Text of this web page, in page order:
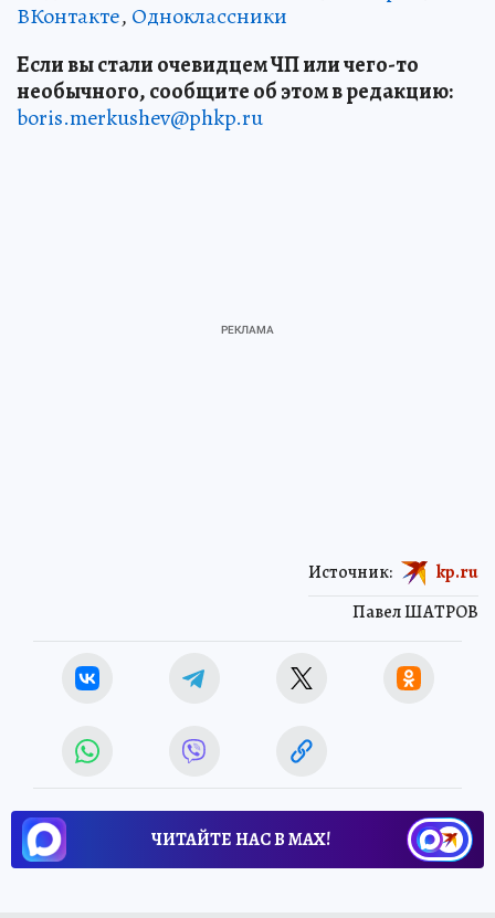
ВКонтакте, Одноклассники
Если вы стали очевидцем ЧП или чего-то
необычного, сообщите об этом в редакцию:
boris.merkushev@phkp.ru
Павел ШАТРОВ
Источник: kp.ru
ЧИТАЙТЕ НАС В МАХ!